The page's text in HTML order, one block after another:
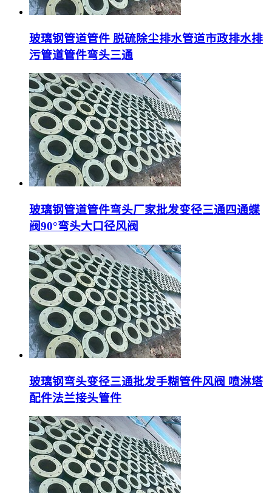
玻璃钢管道管件 脱硫除尘排水管道市政排水排
污管道管件弯头三通
玻璃钢管道管件弯头厂家批发变径三通四通蝶
阀90°弯头大口径风阀
玻璃钢弯头变径三通批发手糊管件风阀 喷淋塔
配件法兰接头管件